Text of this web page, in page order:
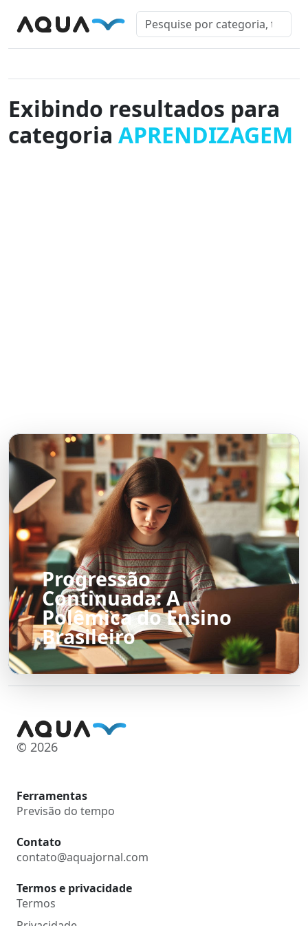
Exibindo resultados para
categoria APRENDIZAGEM
Progressão
Continuada: A
Polêmica do Ensino
Brasileiro
© 2026
Ferramentas
Previsão do tempo
Contato
contato@aquajornal.com
Termos e privacidade
Termos